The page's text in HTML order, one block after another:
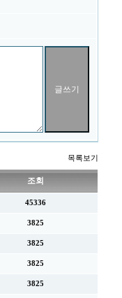
목록보기
조회
45336
3825
3825
3825
3825